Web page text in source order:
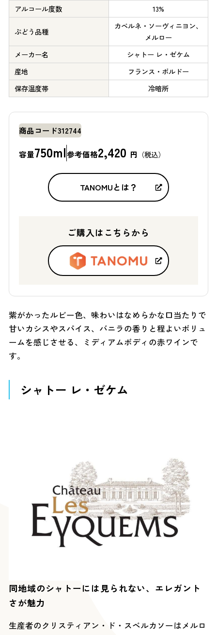
アルコール度数
13%
ぶどう品種
カベルネ・ソーヴィニヨン、
メルロー
メーカー名
シャトー レ・ゼケム
産地
フランス・ボルドー
保存温度帯
冷暗所
商品コード312744
容量750ml参考価格2,420 円 （税込）
TANOMUとは？
ご購入はこちらから
紫がかったルビー色、味わいはなめらかな口当たりで
甘いカシスやスパイス、バニラの香りと程よいボリュ
ームを感じさせる、ミディアムボディの赤ワインで
す。
シャトー レ・ゼケム
同地域のシャトーには見られない、エレガント
さが魅力
生産者のクリスティアン・ド・スベルカソーはメルロ